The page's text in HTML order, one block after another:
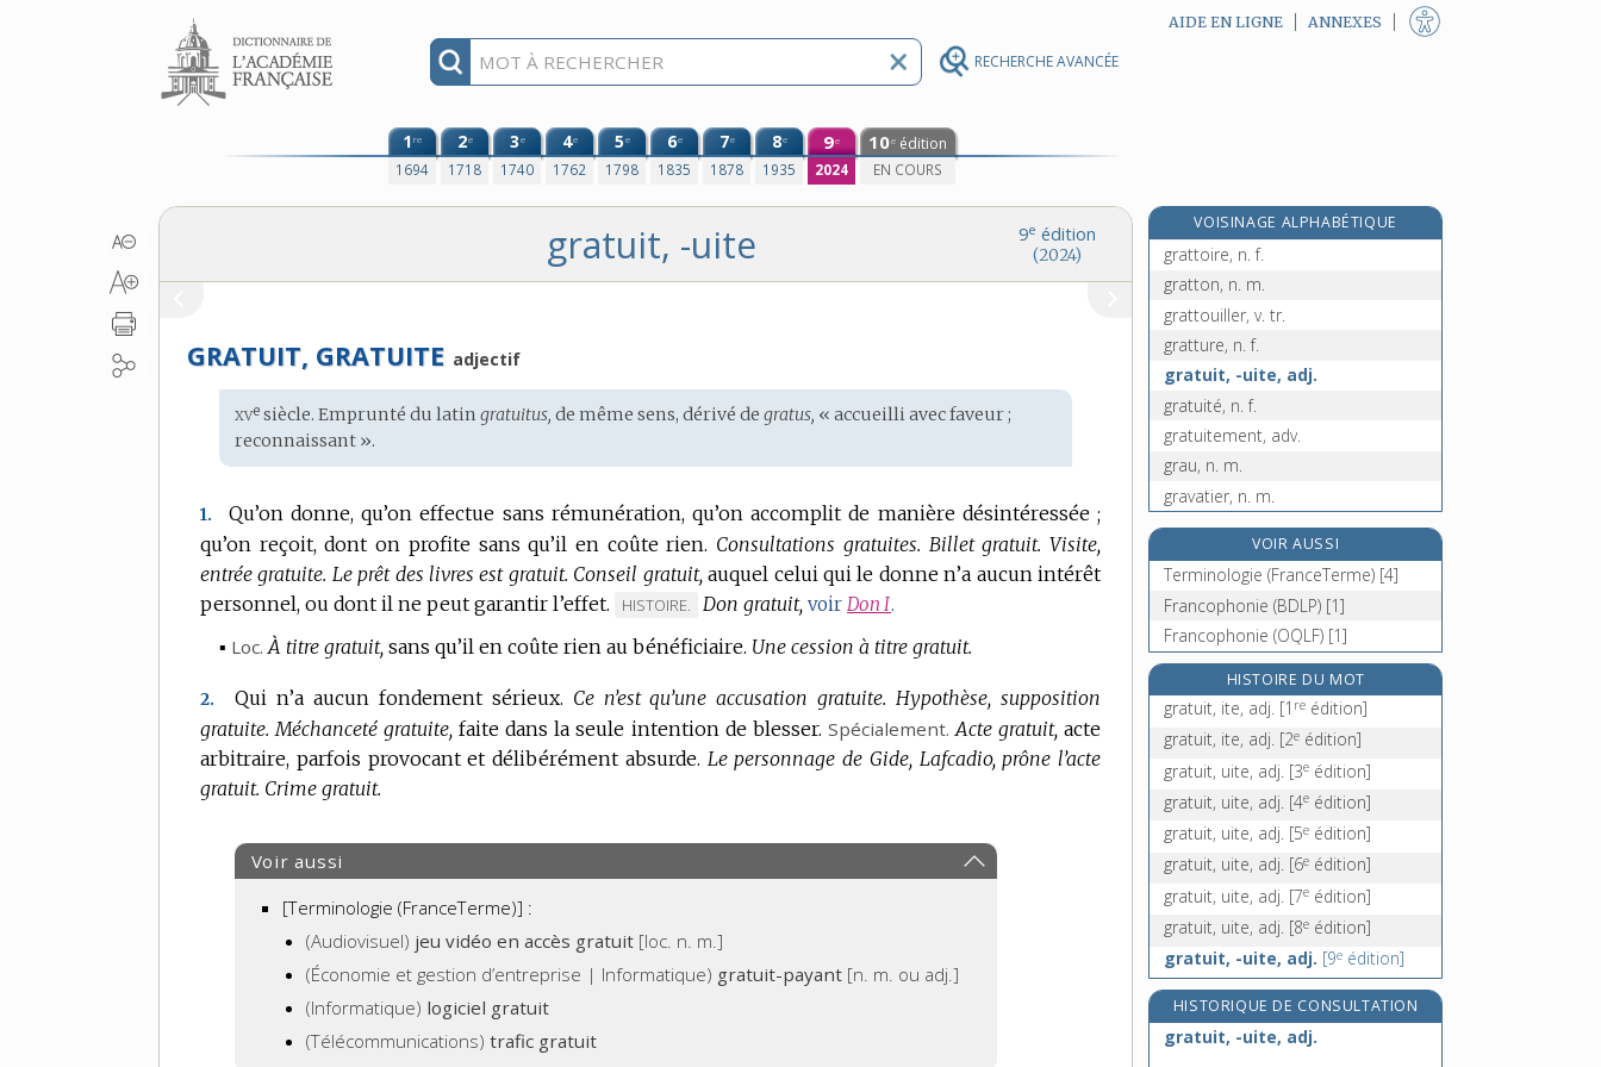
RECHERCHE AVANCÉE
Aller au contenu AIDE EN LIGNE ANNEXES
1re
1694
2e
1718
3e
1740
4e
1762
5e
1798
6e
1835
7e
1878
8e
1935
9e
2024
10e édition
EN COURS
9e édition
(2024)
gratuit, -uite
GRATUIT, GRATUITE adjectif
Étymologie
:
xve siècle. Emprunté dulatin gratuitus, de même sens, dérivé degratus, « accueilli avec faveur ;
reconnaissant ».
1.
Qu’on donne, qu’on effectue sans rémunération, qu’on accomplit de manière désintéressée ;
qu’on reçoit, dont on profite sans qu’il en coûte rien. Consultations gratuites. Billet gratuit. Visite,
entrée gratuite. Le prêt des livres est gratuit. Conseil gratuit, auquel celui qui le donne n’a aucun intérêt
personnel, ou dont il ne peut garantir l’effet.
MARQUE
:
HISTOIRE. Don gratuit, voir Don I.
▪ Loc. À titre gratuit, sans qu’il en coûte rien au bénéficiaire. Une cession à titre gratuit.
2. Qui n’a aucun fondement sérieux. Ce n’est qu’une accusation gratuite. Hypothèse, supposition
gratuite. Méchanceté gratuite, faite dans la seule intention de blesser. Spécialement. Acte gratuit, acte
arbitraire, parfois provocant et délibérément absurde. Le personnage de Gide, Lafcadio, prône l’acte
gratuit. Crime gratuit.
Voir aussi
[Terminologie (FranceTerme)] :
(Audiovisuel) jeu vidéo en accès gratuit [loc. n. m.]
(Économie et gestion d’entreprise | Informatique) gratuit-payant [n. m. ou adj.]
(Informatique) logiciel gratuit
(Télécommunications)trafic gratuit
VOISINAGE ALPHABÉTIQUE
grattoir, n. m.
grattoire, n. f.
gratton, n. m.
grattouiller, v. tr.
gratture, n. f.
gratuit, -uite, adj.
gratuité, n. f.
gratuitement, adv.
grau, n. m.
gravatier, n. m.
gravatif, ive, adj.[8 édition]
gravats, n. m. pl.
grave [I], adj.
grave [II], n. f.
gravelage, n. m.
VOIR AUSSI
Terminologie (FranceTerme) [4]
Francophonie (BDLP) [1]
Francophonie (OQLF) [1]
HISTOIRE DU MOT
gratuit, ite, adj. [1 re édition]
gratuit, ite, adj. [2e édition]
gratuit, uite, adj. [3e édition]
gratuit, uite, adj. [4e édition]
gratuit, uite, adj. [5e édition]
gratuit, uite, adj. [6e édition]
gratuit, uite, adj. [7e édition]
gratuit, uite, adj. [8e édition]
gratuit, -uite, adj. [9e édition]
HISTORIQUE DE CONSULTATION
gratuit, -uite, adj.